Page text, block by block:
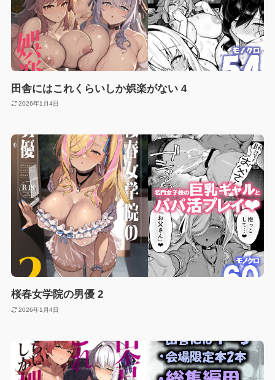
田舎にはこれくらいしか娯楽がない 4
2026年1月4日
桜春女学院の男優 2
2026年1月4日